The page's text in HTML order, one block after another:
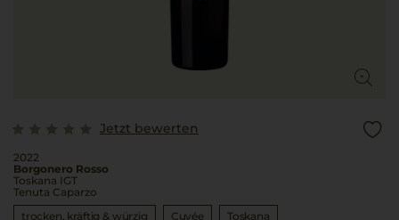
Jetzt bewerten
2022
Borgonero Rosso
Toskana IGT
Tenuta Caparzo
trocken, kräftig & würzig
Cuvée Toskana